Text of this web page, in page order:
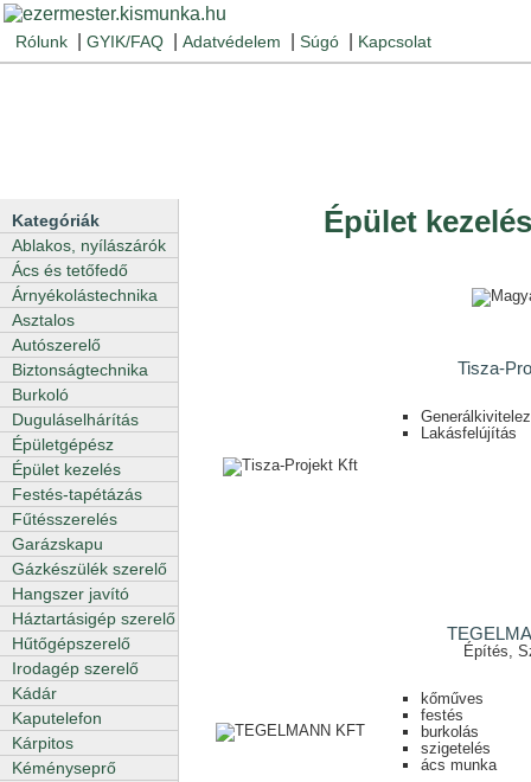
Rólunk GYIK/FAQ Adatvédelem Súgó Kapcsolat
Kategóriák
Ablakos, nyílászárók
Ács és tetőfedő
Árnyékolástechnika
Asztalos
Autószerelő
Biztonságtechnika
Burkoló
Duguláselhárítás
Épületgépész
Épület kezelés
Festés-tapétázás
Fűtésszerelés
Garázskapu
Gázkészülék szerelő
Hangszer javító
Háztartásigép szerelő
Hűtőgépszerelő
Irodagép szerelő
Kádár
Kaputelefon
Kárpitos
Kéményseprő
Épület
Tisza-
Lakásfelújítás
Építés,
kőműves
festés
burkolás
szigetelés
ács munka